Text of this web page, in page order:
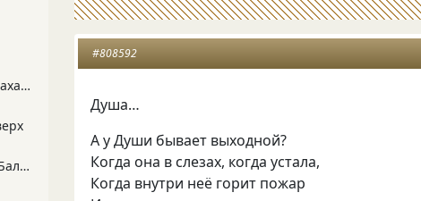
#808592
Душа…
А у Души бывает выходной?
Когда она в слезах, когда устала,
Когда внутри неё горит пожар
Валентина_Захарова
Константин Балухта